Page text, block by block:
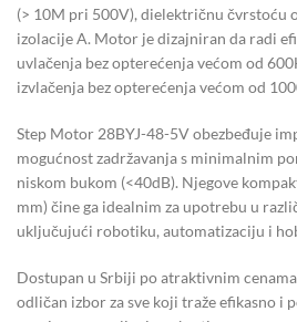
(> 10M pri 500V), dielektričnu čvrstoću
izolacije A. Motor je dizajniran da radi
uvlačenja bez opterećenja većom od
izvlačenja bez opterećenja većom od
Step Motor 28BYJ-48-5V obezbeđuje
mogućnost zadržavanja s minimalnim
niskom bukom (<40dB). Njegove
mm) čine ga idealnim za upotrebu u
uključujući robotiku, automatizaciju i
Dostupan u Srbiji po atraktivnim
odličan izbor za sve koji traže efikasno i